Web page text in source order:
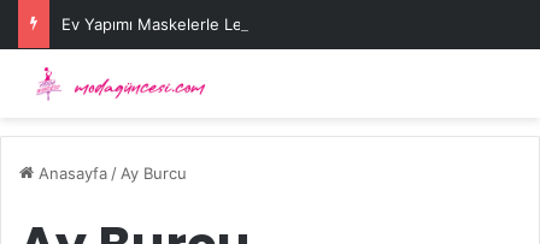
Ev Yapımı Maskelerle Leke Sorununa Çözüm Önerileri
Anasayfa / Ay Burcu